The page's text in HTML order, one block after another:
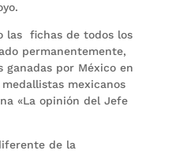
las fichas de todos los
permanentemente,
ganadas por México en
mexicanos
«La opinión del Jefe
de la